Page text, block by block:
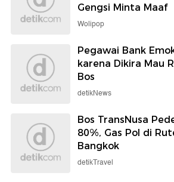
Gengsi Minta Maaf
Wolipop
Pegawai Bank
karena Dikira Mau
Bos
detikNews
Bos TransNusa
80%, Gas Pol di
Bangkok
detikTravel